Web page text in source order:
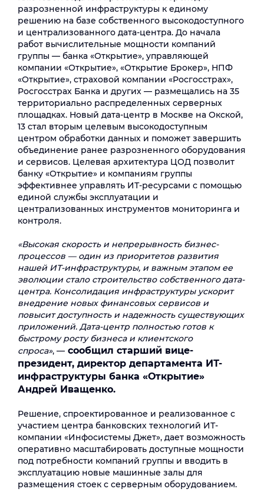
разрозненной инфраструктуры к единому
решению на базе собственного высокодоступного
и централизованного дата-центра. До начала
работ вычислительные мощности компаний
группы — банка «Открытие», управляющей
компании «Открытие», «Открытие Брокер», НПФ
«Открытие», страховой компании «Росгосстрах»,
Росгосстрах Банка и других — размещались на 35
территориально распределенных серверных
площадках. Новый дата-центр в Москве на Окской,
13 стал вторым целевым высокодоступным
центром обработки данных и поможет завершить
объединение ранее разрозненного оборудования
и сервисов. Целевая архитектура ЦОД позволит
банку «Открытие» и компаниям группы
эффективнее управлять ИТ-ресурсами с помощью
единой службы эксплуатации и
централизованных инструментов мониторинга и
контроля.
«Высокая скорость и непрерывность бизнес-
процессов — один из приоритетов развития
нашей ИТ-инфраструктуры, и важным этапом ее
эволюции стало строительство собственного дата-
центра. Консолидация инфраструктуры ускорит
внедрение новых финансовых сервисов и
повысит доступность и надежность существующих
приложений. Дата-центр полностью готов к
быстрому росту бизнеса и клиентского
спроса», — сообщил старший вице-
президент, директор департамента ИТ-
инфраструктуры банка «Открытие»
Андрей Иващенко.
Решение, спроектированное и реализованное с
участием центра банковских технологий ИТ-
компании «Инфосистемы Джет», дает возможность
оперативно масштабировать доступные мощности
под потребности компаний группы и вводить в
эксплуатацию новые машинные залы для
размещения стоек с серверным оборудованием.